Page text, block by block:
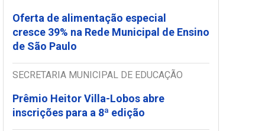
Oferta de alimentação especial
cresce 39% na Rede Municipal de Ensino
de São Paulo
SECRETARIA MUNICIPAL DE EDUCAÇÃO
Prêmio Heitor Villa-Lobos abre
inscrições para a 8ª edição